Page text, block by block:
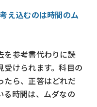
え込むのは時間のム
を参考書代わりに読
けられます。科目の
たら、正答はどれだ
る時間は、ムダなの